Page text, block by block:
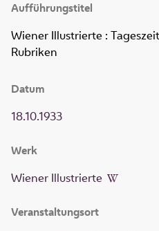
Aufführungstitel
Wiener Illustrierte :
Rubriken
Veranstaltungsort
Datum
18.10.1933
Werk
Wiener Illustrierte